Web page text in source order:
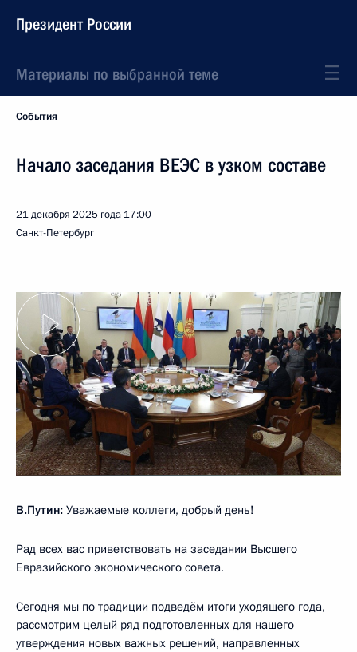
Президент России
Материалы по выбранной теме
События
Начало заседания ВЕЭС в узком составе
21 декабря 2025 года 17:00
Санкт-Петербург
В.Путин: Уважаемые коллеги, добрый день!
Рад всех вас приветствовать на заседании Высшего
Евразийского экономического совета.
Сегодня мы по традиции подведём итоги уходящего года,
рассмотрим целый ряд подготовленных для нашего
утверждения новых важных решений, направленных